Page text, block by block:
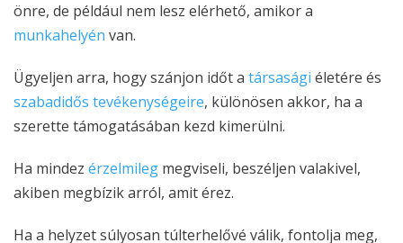
önre, de például nem lesz elérhető, amikor a
munkahelyén van.
Ügyeljen arra, hogy szánjon időt a társasági életére és
szabadidős tevékenységeire, különösen akkor, ha a
szerette támogatásában kezd kimerülni.
Ha mindez érzelmileg megviseli, beszéljen valakivel,
akiben megbízik arról, amit érez.
Ha a helyzet súlyosan túlterhelővé válik, fontolja meg,